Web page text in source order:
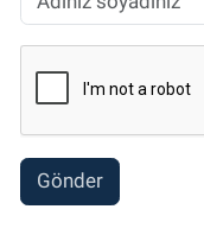
Gönder